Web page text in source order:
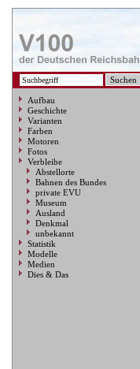
Aufbau
Geschichte
Varianten
Farben
Motoren
Fotos
Verbleibe
Abstellorte
Bahnen des Bundes
private EVU
Museum
Ausland
Denkmal
unbekannt
Statistik
Modelle
Medien
Dies & Das